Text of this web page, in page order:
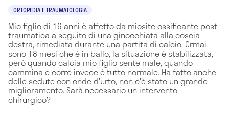
ORTOPEDIA E TRAUMATOLOGIA
Mio figlio di 16 anni è affetto da miosite ossificante post
traumatica a seguito di una ginocchiata alla coscia
destra, rimediata durante una partita di calcio. Ormai
sono 18 mesi che è in ballo, la situazione è stabilizzata,
però quando calcia mio figlio sente male, quando
cammina e corre invece è tutto normale. Ha fatto anche
delle sedute con onde d'urto, non c'è stato un grande
miglioramento. Sarà necessario un intervento
chirurgico?